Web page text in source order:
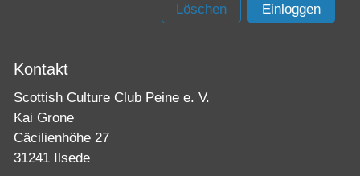
Löschen Einloggen
Kontakt
Scottish Culture Club Peine e. V.
Kai Grone
Cäcilienhöhe 27
31241 Ilsede